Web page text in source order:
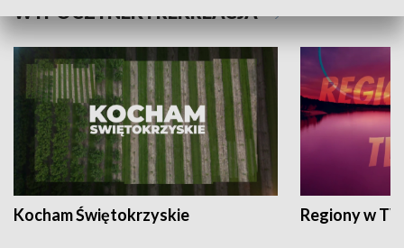
WYPOCZYNEK I REKREACJA
Kocham Świętokrzyskie Regiony w